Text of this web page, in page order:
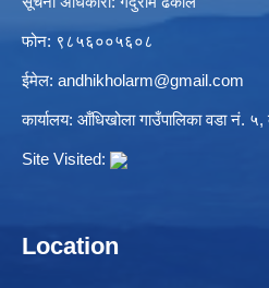
फोन: ९८५६००५६०८
ईमेल: andhikholarm@gmail.com
कार्यालय: आँधिखोला गाउँपालिका वडा नं.
Site Visited:
Location